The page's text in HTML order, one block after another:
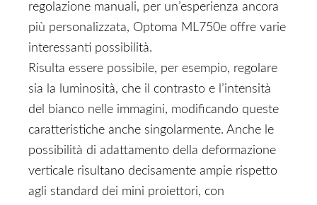
regolazione manuali, per un’esperienza ancora
più personalizzata, Optoma ML750e offre varie
interessanti possibilità.
Risulta essere possibile, per esempio, regolare
sia la luminosità, che il contrasto e l’intensità
del bianco nelle immagini, modificando queste
caratteristiche anche singolarmente. Anche le
possibilità di adattamento della deformazione
verticale risultano decisamente ampie rispetto
agli standard dei mini proiettori, con